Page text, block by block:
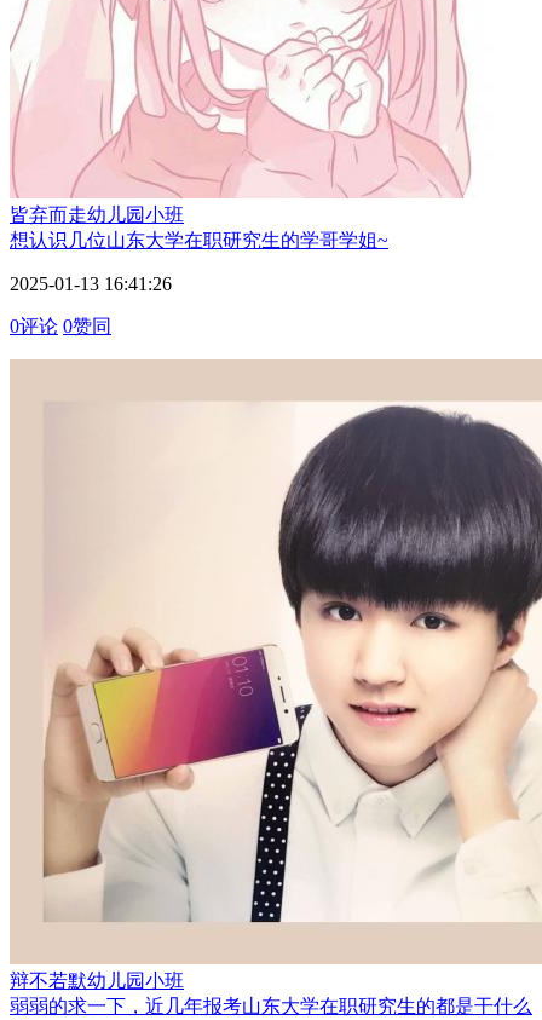
皆弃而走幼儿园小班
想认识几位山东大学在职研究生的学哥学姐~
2025-01-13 16:41:26
0评论 0赞同
辩不若默幼儿园小班
弱弱的求一下，近几年报考山东大学在职研究生的都是干什么